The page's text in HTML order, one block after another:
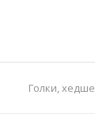
Голки,